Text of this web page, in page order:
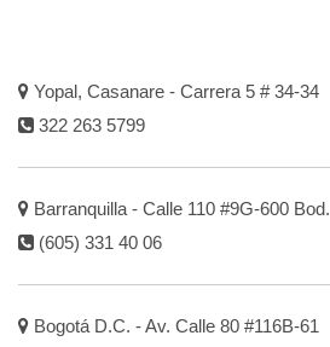
Yopal, Casanare - Carrera 5 # 34-34
322 263 5799
Barranquilla - Calle 110 #9G-600 Bod.
(605) 331 40 06
Bogotá D.C. - Av. Calle 80 #116B-61